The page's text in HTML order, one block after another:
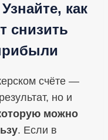
как
снизить
счёте —
но и
можно
. Если в